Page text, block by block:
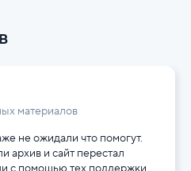
материалов
не ожидали что помогут.
архив и сайт перестал